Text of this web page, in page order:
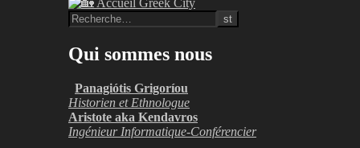
Qui sommes nous
Panagiótis Grigoríou
Historien et Ethnologue
Aristote aka Kendavros
Ingénieur Informatique-Conférencier